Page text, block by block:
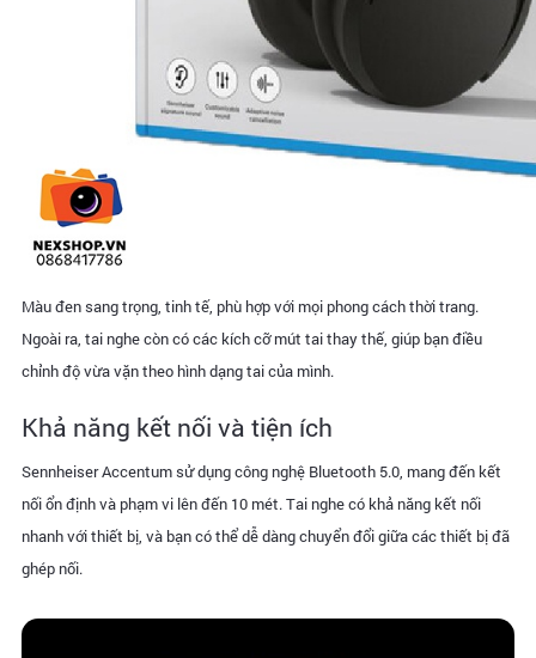
Màu đen sang trọng, tinh tế, phù hợp với mọi phong cách thời trang.
Ngoài ra, tai nghe còn có các kích cỡ mút tai thay thế, giúp bạn điều
chỉnh độ vừa vặn theo hình dạng tai của mình.
Khả năng kết nối và tiện ích
Sennheiser Accentum sử dụng công nghệ Bluetooth 5.0, mang đến kết
nối ổn định và phạm vi lên đến 10 mét. Tai nghe có khả năng kết nối
nhanh với thiết bị, và bạn có thể dễ dàng chuyển đổi giữa các thiết bị đã
ghép nối.